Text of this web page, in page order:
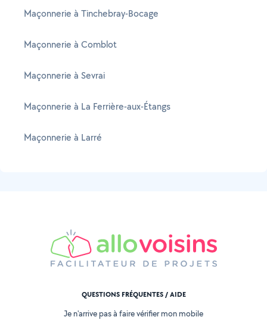
Maçonnerie à Tinchebray-Bocage
Maçonnerie à Comblot
Maçonnerie à Sevrai
Maçonnerie à La Ferrière-aux-Étangs
Maçonnerie à Larré
QUESTIONS FRÉQUENTES / AIDE
Je n'arrive pas à faire vérifier mon mobile